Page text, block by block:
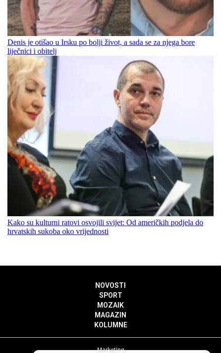
Denis je otišao u Irsku po bolji život, a sada se za njega bore
liječnici i obitelj
Kako su kulturni ratovi osvojili svijet: Od američkih podjela do
hrvatskih sukoba oko vrijednosti
NOVOSTI
SPORT
MOZAIK
MAGAZIN
KOLUMNE
Marketing